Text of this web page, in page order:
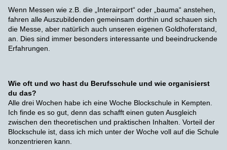
Wenn Messen wie z.B. die „Interairport“ oder „bauma“ anstehen,
fahren alle Auszubildenden gemeinsam dorthin und schauen sich
die Messe, aber natürlich auch unseren eigenen Goldhoferstand,
an. Dies sind immer besonders interessante und beeindruckende
Erfahrungen.
Wie oft und wo hast du Berufsschule und wie organisierst
du das?
Alle drei Wochen habe ich eine Woche Blockschule in Kempten.
Ich finde es so gut, denn das schafft einen guten Ausgleich
zwischen den theoretischen und praktischen Inhalten. Vorteil der
Blockschule ist, dass ich mich unter der Woche voll auf die Schule
konzentrieren kann.